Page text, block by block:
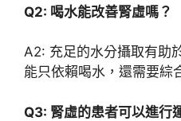
Q2: 喝水能改善腎虛嗎？
A2: 充足的水分攝取有助
能只依賴喝水，還需要綜
Q3: 腎虛的患者可以進行